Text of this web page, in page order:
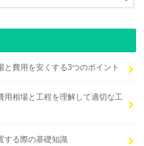
と費用を安くする3つのポイント
用相場と工程を理解して適切な工
する際の基礎知識